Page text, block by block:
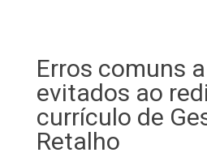
Erros comuns
evitados ao
currículo de
Retalho